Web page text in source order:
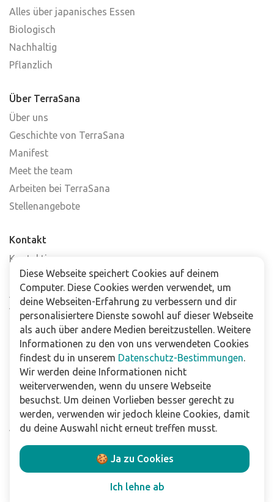
Alles über japanisches Essen
Biologisch
Nachhaltig
Pflanzlich
Über TerraSana
Über uns
Geschichte von TerraSana
Manifest
Meet the team
Arbeiten bei TerraSana
Stellenangebote
Kontakt
Kontaktiere uns
Häufig gestellte Fragen
Abonniere unseren Newsletter
Verkaufsstellen
Für Unternehmen
Downloads
Impressum
Datenschutzbestimmungen
Allgemeine Verkaufs- und Lieferbedingungen
Haftungsausschluss
Diese Webseite speichert Cookies auf deinem
Computer. Diese Cookies werden verwendet, um
deine Webseiten-Erfahrung zu verbessern und dir
personalisiertere Dienste sowohl auf dieser Webseite
als auch über andere Medien bereitzustellen. Weitere
Informationen zu den von uns verwendeten Cookies
findest du in unserem Datenschutz-Bestimmungen.
Wir werden deine Informationen nicht
weiterverwenden, wenn du unsere Webseite
besuchst. Um deinen Vorlieben besser gerecht zu
werden, verwenden wir jedoch kleine Cookies, damit
du deine Auswahl nicht erneut treffen musst.
🍪 Ja zu Cookies
Ich lehne ab